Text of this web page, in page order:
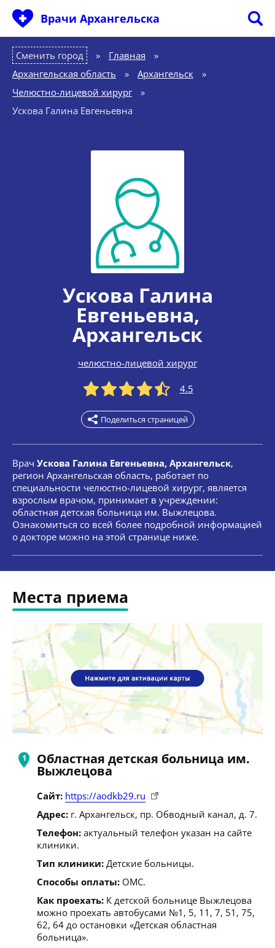
Врачи Архангельска
Сменить город Главная
»
Архангельская область
» Архангельск
»
Челюстно-лицевой хирург
»
Ускова Галина Евгеньевна
Ускова Галина
Евгеньевна,
Архангельск
челюстно-лицевой хирург
4.5
Поделиться страницей
Врач Ускова Галина Евгеньевна, Архангельск,
регион Архангельская область, работает по
специальности челюстно-лицевой хирург, является
взрослым врачом, принимает в учреждении:
областная детская больница им. Выжлецова.
Ознакомиться со всей более подробной информацией
о докторе можно на этой странице ниже.
Места приема
Областная детская больница им.
Выжлецова
Сайт: https://aodkb29.ru
Адрес: г. Архангельск, пр. Обводный канал, д. 7.
Телефон: актуальный телефон указан на сайте
клиники.
Тип клиники: Детские больницы.
Способы оплаты: ОМС.
Как проехать: К детской больнице Выжлецова
можно проехать автобусами №1, 5, 11, 7, 51, 75,
62, 64 до остановки «Детская областная
больница».